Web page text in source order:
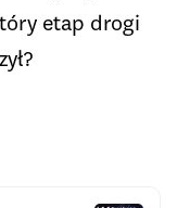
etap drogi